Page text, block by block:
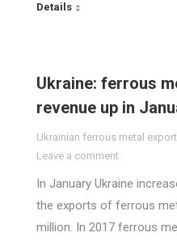
Details
Ukraine: ferrous
revenue up in
Ukrainian ferrous metal export
Leave a comment
In January Ukraine
the exports of ferrous
million. In 2017 ferrous